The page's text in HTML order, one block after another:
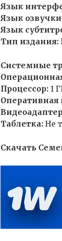
Язык
Язык
Язык
Тип издания:
Системные
Процессор: 1
Оперативная
Таблетка: Не
Скачать